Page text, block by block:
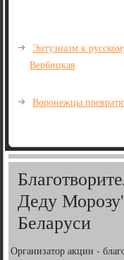
Энтузиазм к
Вербицкая
Воронежцы
Деду
Беларуси
Организатор акции -